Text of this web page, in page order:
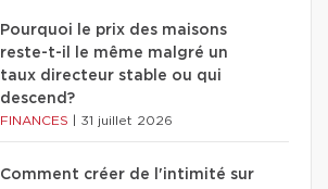
Pourquoi le prix des maisons
reste-t-il le même malgré un
taux directeur stable ou qui
descend?
FINANCES 31 juillet 2026
Comment créer de l'intimité sur